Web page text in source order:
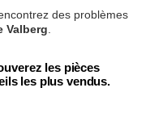
des problèmes
Valberg
les pièces
les plus vendus.